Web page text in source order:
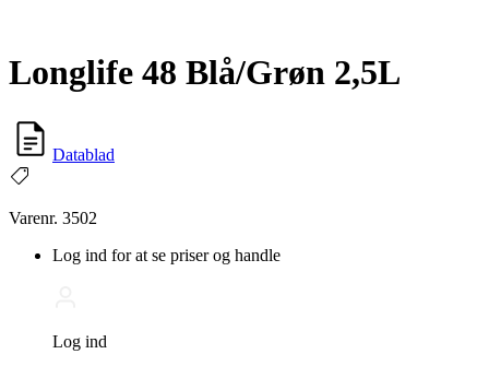
Longlife 48 Blå/Grøn 2,5L
Datablad
Varenr. 3502
Log ind for at se priser og handle
Log ind